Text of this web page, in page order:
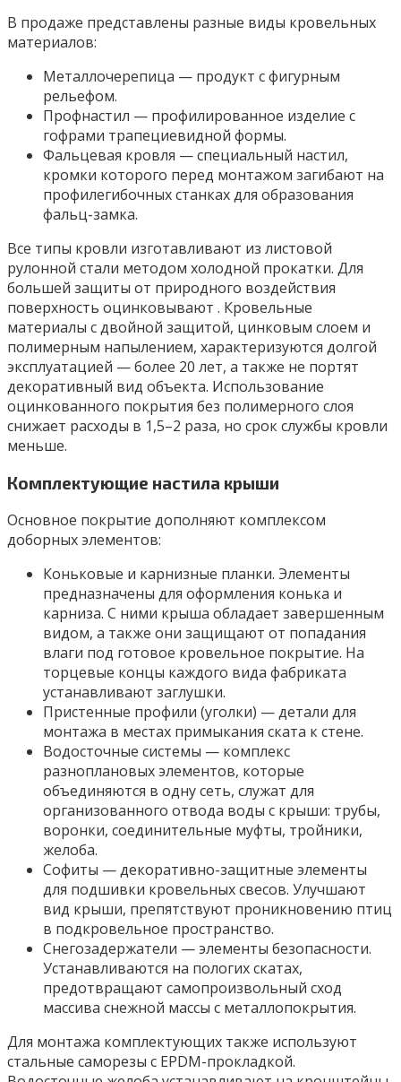
В продаже представлены разные виды кровельных
материалов:
Металлочерепица — продукт с фигурным
рельефом.
Профнастил — профилированное изделие с
гофрами трапециевидной формы.
Фальцевая кровля — специальный настил,
кромки которого перед монтажом загибают на
профилегибочных станках для образования
фальц-замка.
Все типы кровли изготавливают из листовой
рулонной стали методом холодной прокатки. Для
большей защиты от природного воздействия
поверхность оцинковывают . Кровельные
материалы с двойной защитой, цинковым слоем и
полимерным напылением, характеризуются долгой
эксплуатацией — более 20 лет, а также не портят
декоративный вид объекта. Использование
оцинкованного покрытия без полимерного слоя
снижает расходы в 1,5–2 раза, но срок службы кровли
меньше.
Комплектующие настила крыши
Основное покрытие дополняют комплексом
доборных элементов:
Коньковые и карнизные планки. Элементы
предназначены для оформления конька и
карниза. С ними крыша обладает завершенным
видом, а также они защищают от попадания
влаги под готовое кровельное покрытие. На
торцевые концы каждого вида фабриката
устанавливают заглушки.
Пристенные профили (уголки) — детали для
монтажа в местах примыкания ската к стене.
Водосточные системы — комплекс
разноплановых элементов, которые
объединяются в одну сеть, служат для
организованного отвода воды с крыши: трубы,
воронки, соединительные муфты, тройники,
желоба.
Софиты — декоративно-защитные элементы
для подшивки кровельных свесов. Улучшают
вид крыши, препятствуют проникновению птиц
в подкровельное пространство.
Снегозадержатели — элементы безопасности.
Устанавливаются на пологих скатах,
предотвращают самопроизвольный сход
массива снежной массы с металлопокрытия.
Для монтажа комплектующих также используют
стальные саморезы с EPDM-прокладкой.